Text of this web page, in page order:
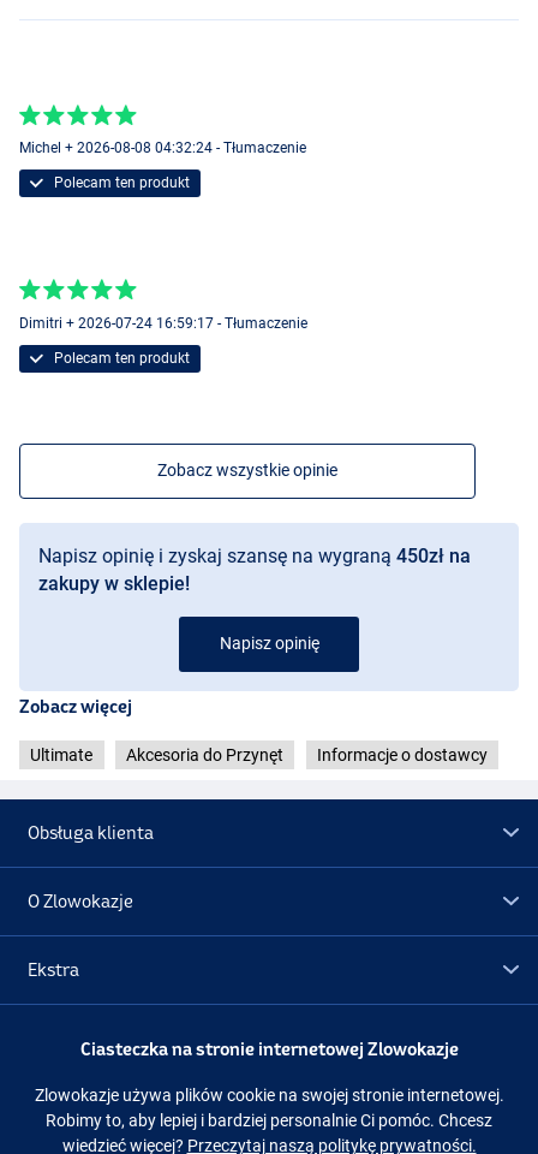
Michel + 2026-08-08 04:32:24 - Tłumaczenie
Polecam ten produkt
Dimitri + 2026-07-24 16:59:17 - Tłumaczenie
Polecam ten produkt
Zobacz wszystkie opinie
Napisz opinię i zyskaj szansę na wygraną 450zł na
zakupy w sklepie!
Napisz opinię
Zobacz więcej
Ultimate Akcesoria do Przynęt Informacje o dostawcy
Obsługa klienta
O Zlowokazje
Ekstra
Promocje
Obserwuj nas Facebook Instagram
Ciasteczka na stronie internetowej Zlowokazje
Zlowokazje używa plików cookie na swojej stronie internetowej.
Robimy to, aby lepiej i bardziej personalnie Ci pomóc. Chcesz
wiedzieć więcej? Przeczytaj naszą politykę prywatności.